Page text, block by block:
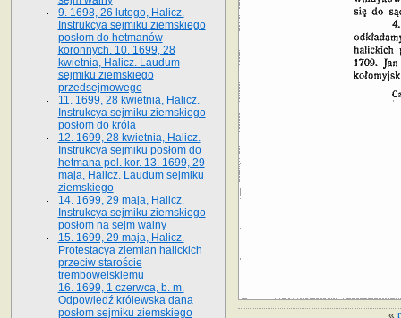
«
9. 1698, 26 lutego, Halicz.
Instrukcya sejmiku ziemskiego
posłom do hetmanów
koronnych. 10. 1699, 28
kwietnia, Halicz. Laudum
sejmiku ziemskiego
przedsejmowego
11. 1699, 28 kwietnia, Halicz.
Instrukcya sejmiku ziemskiego
posłom do króla
12. 1699, 28 kwietnia, Halicz.
Instrukcya sejmiku posłom do
hetmana pol. kor. 13. 1699, 29
maja, Halicz. Laudum sejmiku
ziemskiego
14. 1699, 29 maja, Halicz.
Instrukcya sejmiku ziemskiego
posłom na sejm walny
15. 1699, 29 maja, Halicz.
Protestacya ziemian halickich
przeciw staroście
trembowelskiemu
16. 1699, 1 czerwca, b. m.
Odpowiedź królewska dana
posłom sejmiku ziemskiego